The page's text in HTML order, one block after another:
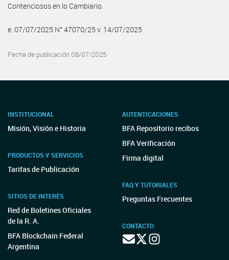
Contenciosos en lo Cambiario.
e. 07/07/2025 N° 47070/25 v. 14/07/2025
Fecha de publicación 08/07/2025
INSTITUCIONAL
Misión, Visión e Historia
PRODUCTOS Y SERVICIOS
Tarifas de Publicación
SITIOS DE INTERÉS
Red de Boletines Oficiales
de la R. A.
BFA Blockchain Federal
Argentina
AUTENTICACIONES
BFA Repositorio recibos
BFA Verificación
Firma digital
FAQ Y TUTORIALES
Preguntas Frecuentes
CONTACTO